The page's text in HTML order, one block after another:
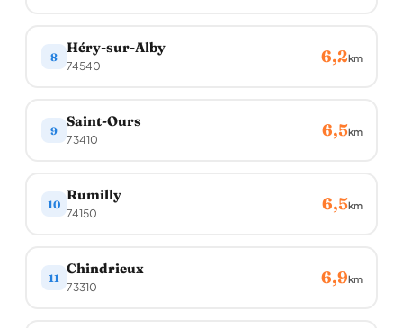
8
Héry-sur-Alby
74540 6,2km
9
Saint-Ours
73410 6,5km
10
Rumilly
74150 6,5km
11
Chindrieux
73310 6,9km